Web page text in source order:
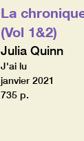
La
(Vol 1&2)
Julia Quinn
J'ai lu
janvier 2021
735 p.